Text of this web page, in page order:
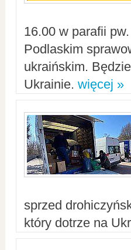
16.00 w parafii
Podlaskim
ukraińskim.
Ukrainie. więcej »
sprzed
który dotrze na